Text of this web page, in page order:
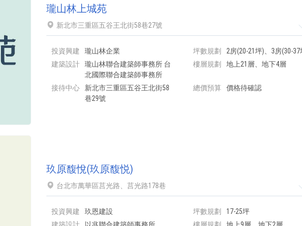
瓏山林上城苑
新北市三重區五谷王北街58巷27號
投資興建 瓏山林企業 坪數規劃
2房(20-21坪)、3房(30-37
建築設計
瓏山林聯合建築師事務所 台
北國際聯合建築師事務所
樓層規劃 地上21層、地下4層
接待中心
新北市三重區五谷王北街58
巷29號
總價預算 價格待確認
玖原馥悅(玖原馥悦)
台北市萬華區莒光路、莒光路178巷
投資興建 玖恩建設 坪數規劃
17-25坪